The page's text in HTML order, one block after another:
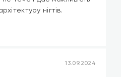
нігтів.
13.09.2024